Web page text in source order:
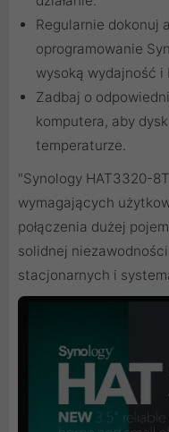
Regularnie dokonuj
oprogramowanie
wysoką wydajność
Zadbaj o
komputera, aby
temperaturze.
"Synology HAT3320-
wymagających
połączenia dużej
solidnej
stacjonarnych i